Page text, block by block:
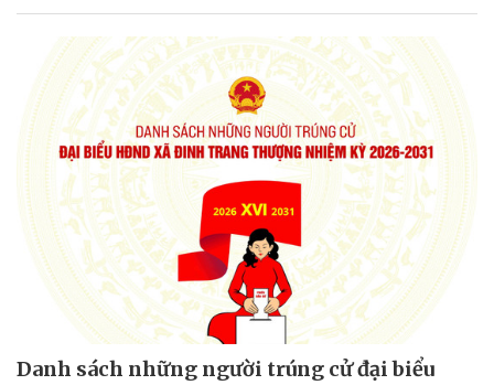
Danh sách những người trúng cử đại biểu